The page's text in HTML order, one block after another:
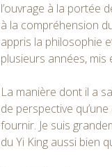
l’ouvrage à la portée
à la compréhension
appris la philosophie
plusieurs années, mis
La manière dont il a
de perspective
fournir. Je suis
du Yi King aussi bien